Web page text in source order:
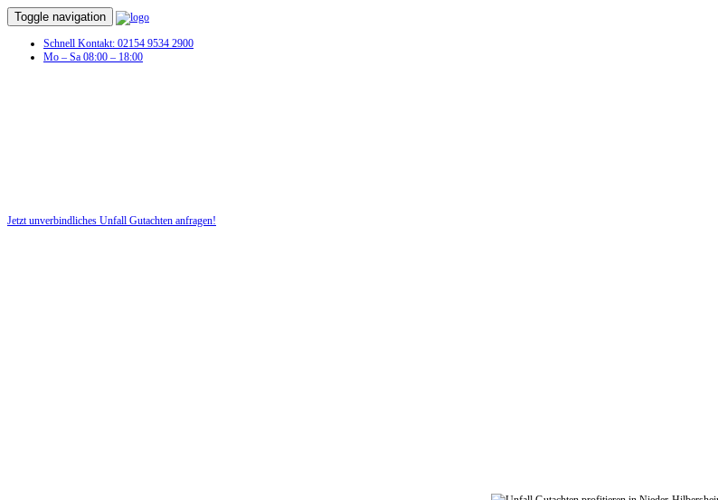
Toggle navigation
Schnell Kontakt: 02154 9534 2900
Mo – Sa 08:00 – 18:00
Jetzt unverbindliches Unfall Gutachten anfragen!